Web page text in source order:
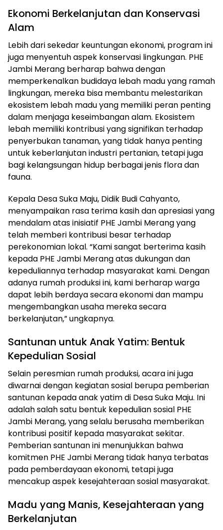
Ekonomi Berkelanjutan dan Konservasi
Alam
Lebih dari sekedar keuntungan ekonomi, program ini
juga menyentuh aspek konservasi lingkungan. PHE
Jambi Merang berharap bahwa dengan
memperkenalkan budidaya lebah madu yang ramah
lingkungan, mereka bisa membantu melestarikan
ekosistem lebah madu yang memiliki peran penting
dalam menjaga keseimbangan alam. Ekosistem
lebah memiliki kontribusi yang signifikan terhadap
penyerbukan tanaman, yang tidak hanya penting
untuk keberlanjutan industri pertanian, tetapi juga
bagi kelangsungan hidup berbagai jenis flora dan
fauna.
Kepala Desa Suka Maju, Didik Budi Cahyanto,
menyampaikan rasa terima kasih dan apresiasi yang
mendalam atas inisiatif PHE Jambi Merang yang
telah memberi kontribusi besar terhadap
perekonomian lokal. “Kami sangat berterima kasih
kepada PHE Jambi Merang atas dukungan dan
kepeduliannya terhadap masyarakat kami. Dengan
adanya rumah produksi ini, kami berharap warga
dapat lebih berdaya secara ekonomi dan mampu
mengembangkan usaha mereka secara
berkelanjutan,” ungkapnya.
Santunan untuk Anak Yatim: Bentuk
Kepedulian Sosial
Selain peresmian rumah produksi, acara ini juga
diwarnai dengan kegiatan sosial berupa pemberian
santunan kepada anak yatim di Desa Suka Maju. Ini
adalah salah satu bentuk kepedulian sosial PHE
Jambi Merang, yang selalu berusaha memberikan
kontribusi positif kepada masyarakat sekitar.
Pemberian santunan ini menunjukkan bahwa
komitmen PHE Jambi Merang tidak hanya terbatas
pada pemberdayaan ekonomi, tetapi juga
mencakup aspek kesejahteraan sosial masyarakat.
Madu yang Manis, Kesejahteraan yang
Berkelanjutan